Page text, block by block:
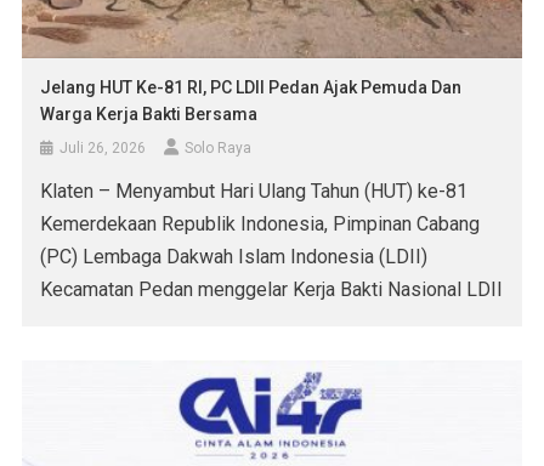
Jelang HUT Ke-81 RI, PC LDII Pedan Ajak Pemuda Dan
Warga Kerja Bakti Bersama
Juli 26, 2026 Solo Raya
Klaten – Menyambut Hari Ulang Tahun (HUT) ke-81
Kemerdekaan Republik Indonesia, Pimpinan Cabang
(PC) Lembaga Dakwah Islam Indonesia (LDII)
Kecamatan Pedan menggelar Kerja Bakti Nasional LDII
Ngaren, Kecamatan Pedan, Kabupaten Klaten, Minggu
(26/7). Kegiatan yang menjadi agenda rutin tahunan